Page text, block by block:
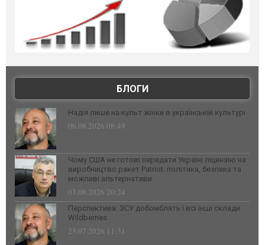
БЛОГИ
Надія лише на культ жінки в українській культурі
06.08.2026 08:49
Чому США не готові передати Україні ліцензію на
виробництво ракет Patriot: політика, безпека та
можливі альтернативи
03.08.2026 20:24
Перспектива: ЗСУ добомблять і всі інші склади
Wildberries
23.07.2026 11:31